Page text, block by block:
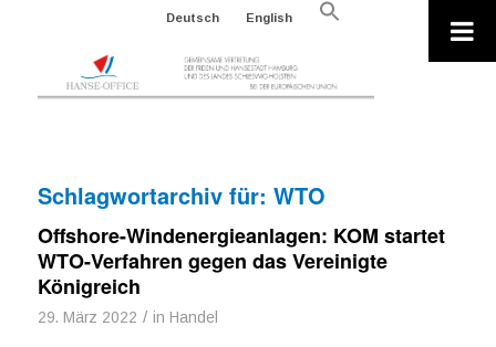
Deutsch English
Search
Schlagwortarchiv für: WTO
Offshore-Windenergieanlagen: KOM startet
WTO-Verfahren gegen das Vereinigte
Königreich
29. März 2022 / in Handel